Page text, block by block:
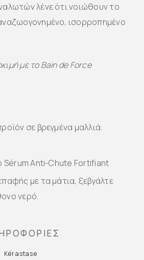
λένε ότι νοιώθουν το
ισορροπημένο
με το Bain de Force
σε βρεγμένα μαλλιά.
Sérum Anti-Chute Fortifiant
με τα μάτια, ξεβγάλτε
νερό.
Kérastase